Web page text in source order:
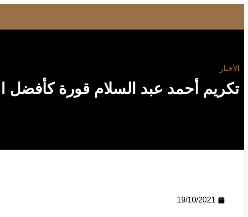
الأخبار
تكريم أحمد عبد السلام قورة كأفضل
19/10/2021